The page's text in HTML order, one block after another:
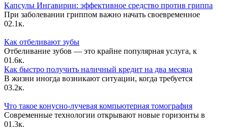
Капсулы Ингавирин: эффективное средство против гриппа
При заболевании гриппом важно начать своевременное
02.1к.
Как отбеливают зубы
Отбеливание зубов — это крайне популярная услуга, к
01.6к.
Как быстро получить наличный кредит на два месяца
В жизни иногда возникают ситуации, когда требуется
03.2к.
Что такое конусно-лучевая компьютерная томография
Современные технологии открывают новые горизонты в
01.3к.